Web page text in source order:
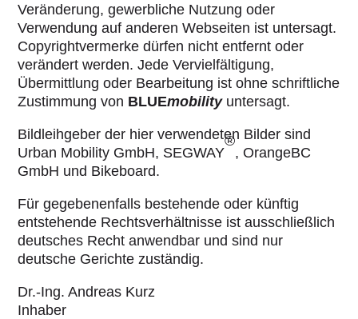
Veränderung, gewerbliche Nutzung oder
Verwendung auf anderen Webseiten ist untersagt.
Copyrightvermerke dürfen nicht entfernt oder
verändert werden. Jede Vervielfältigung,
Übermittlung oder Bearbeitung ist ohne schriftliche
Zustimmung von BLUEmobilityuntersagt.
Bildleihgeber der hier verwendeten Bilder sind
Urban Mobility GmbH, SEGWAY
®
, OrangeBC
GmbH und Bikeboard.
Für gegebenenfalls bestehende oder künftig
entstehende Rechtsverhältnisse ist ausschließlich
deutsches Recht anwendbar und sind nur
deutsche Gerichte zuständig.
Dr.-Ing. Andreas Kurz
Inhaber